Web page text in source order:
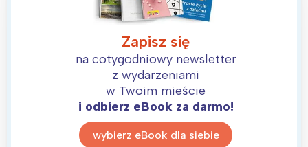
Zapisz się
na cotygodniowy newsletter
z wydarzeniami
w Twoim mieście
i odbierz eBook za darmo!
wybierz eBook dla siebie